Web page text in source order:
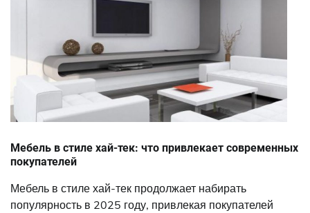
Мебель в стиле хай-тек: что привлекает современных
покупателей
Мебель в стиле хай-тек продолжает набирать
популярность в 2025 году, привлекая покупателей